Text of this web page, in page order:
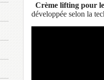
Crème lifting pour
développée selon la